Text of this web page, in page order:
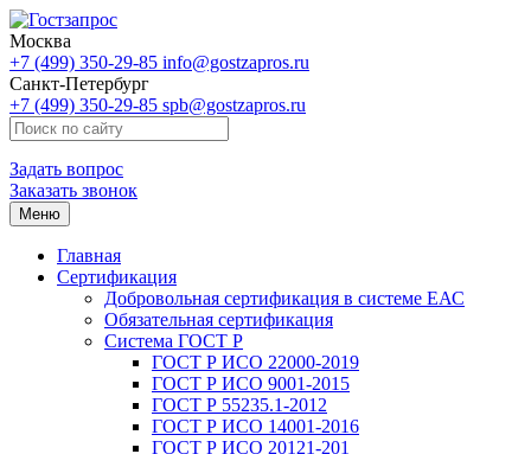
Москва
+7 (499) 350-29-85 info@gostzapros.ru
Санкт-Петербург
+7 (499) 350-29-85 spb@gostzapros.ru
Задать вопрос
Заказать звонок
Меню
Главная
Сертификация
Добровольная сертификация в системе ЕАС
Обязательная сертификация
Система ГОСТ Р
ГОСТ Р ИСО 22000-2019
ГОСТ Р ИСО 9001-2015
ГОСТ Р 55235.1-2012
ГОСТ Р ИСО 14001-2016
ГОСТ Р ИСО 20121-201